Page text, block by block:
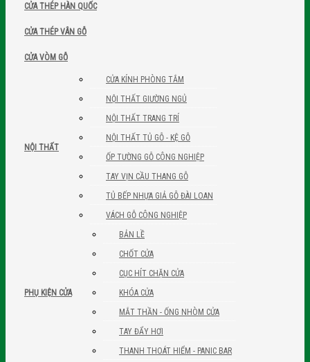
CỬA THÉP HÀN QUỐC
CỬA THÉP VÂN GỖ
CỬA VÒM GỖ
NỘI THẤT
CỬA KÍNH PHÒNG TẮM
NỘI THẤT GIƯỜNG NGỦ
NỘI THẤT TRANG TRÍ
NỘI THẤT TỦ GỖ - KỆ GỖ
ỐP TƯỜNG GỖ CÔNG NGHIỆP
TAY VỊN CẦU THANG GỖ
TỦ BẾP NHỰA GIẢ GỖ ĐÀI LOAN
VÁCH GỖ CÔNG NGHIỆP
PHỤ KIỆN CỬA
BẢN LỀ
CHỐT CỬA
CỤC HÍT CHẶN CỬA
KHÓA CỬA
MẮT THẦN - ỐNG NHÒM CỬA
TAY ĐẨY HƠI
THANH THOÁT HIỂM - PANIC BAR